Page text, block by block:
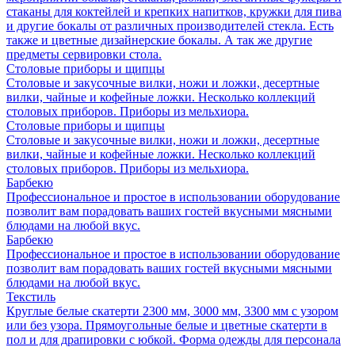
стаканы для коктейлей и крепких напитков, кружки для пива
и другие бокалы от различных производителей стекла. Есть
также и цветные дизайнерские бокалы. А так же другие
предметы сервировки стола.
Столовые приборы и щипцы
Столовые и закусочные вилки, ножи и ложки, десертные
вилки, чайные и кофейные ложки. Несколько коллекций
столовых приборов. Приборы из мельхиора.
Столовые приборы и щипцы
Столовые и закусочные вилки, ножи и ложки, десертные
вилки, чайные и кофейные ложки. Несколько коллекций
столовых приборов. Приборы из мельхиора.
Барбекю
Профессиональное и простое в использовании оборудование
позволит вам порадовать ваших гостей вкусными мясными
блюдами на любой вкус.
Барбекю
Профессиональное и простое в использовании оборудование
позволит вам порадовать ваших гостей вкусными мясными
блюдами на любой вкус.
Текстиль
Круглые белые скатерти 2300 мм, 3000 мм, 3300 мм с узором
или без узора. Прямоугольные белые и цветные скатерти в
пол и для драпировки с юбкой. Форма одежды для персонала